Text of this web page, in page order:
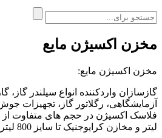
مخزن اکسیژن مایع
مخزن اکسیژن مایع:
گازسازان واردکننده انواع سیلندر گاز،
آزمایشگاهی، رگلاتور گاز، تجهیزات جوش
لیتر و مخازن کرایوجنیک تا سایز 800 لیتر را دارا می باشد